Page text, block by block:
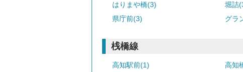
はりまや橋(3) 堀詰
県庁前(3)
グラ
桟橋線
高知駅前(1) 高知